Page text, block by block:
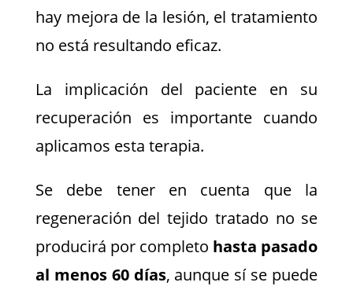
hay mejora de la lesión, el tratamiento
no está resultando eficaz.
La implicación del paciente en su
recuperación es importante cuando
aplicamos esta terapia.
Se debe tener en cuenta que la
regeneración del tejido tratado no se
producirá por completo hasta pasado
al menos 60 días, aunque sí se puede